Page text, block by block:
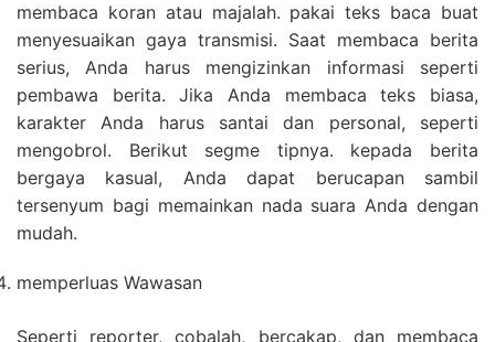
membaca koran atau majalah. pakai teks baca buat
menyesuaikan gaya transmisi. Saat membaca berita
serius, Anda harus mengizinkan informasi seperti
pembawa berita. Jika Anda membaca teks biasa,
karakter Anda harus santai dan personal, seperti
mengobrol. Berikut segme tipnya. kepada berita
bergaya kasual, Anda dapat berucapan sambil
tersenyum bagi memainkan nada suara Anda dengan
mudah.
memperluas Wawasan
Seperti reporter, cobalah, bercakap, dan membaca